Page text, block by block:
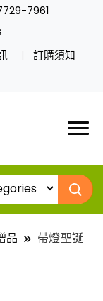
7961
訂購須知
品
帶燈聖誕